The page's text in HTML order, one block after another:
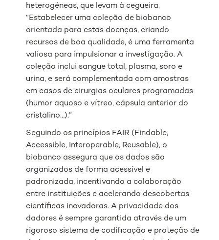
heterogéneas, que levam à cegueira.
“Estabelecer uma coleção de biobanco
orientada para estas doenças, criando
recursos de boa qualidade, é uma ferramenta
valiosa para impulsionar a investigação. A
coleção inclui sangue total, plasma, soro e
urina, e será complementada com amostras
em casos de cirurgias oculares programadas
(humor aquoso e vítreo, cápsula anterior do
cristalino…).”
Seguindo os princípios FAIR (Findable,
Accessible, Interoperable, Reusable), o
biobanco assegura que os dados são
organizados de forma acessível e
padronizada, incentivando a colaboração
entre instituições e acelerando descobertas
científicas inovadoras. A privacidade dos
dadores é sempre garantida através de um
rigoroso sistema de codificação e proteção de